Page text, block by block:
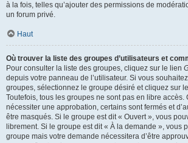
à la fois, telles qu’ajouter des permissions de
un forum privé.
Haut
Où trouver la liste des groupes d’utilisateurs et
Pour consulter la liste des groupes, cliquez sur le lien
depuis votre panneau de l’utilisateur. Si vous
groupes, sélectionnez le groupe désiré et cliquez sur
Toutefois, tous les groupes ne sont pas en libre accès.
nécessiter une approbation, certains sont fermés et
être masqués. Si le groupe est dit « Ouvert », vous
librement. Si le groupe est dit « À la demande », vous
groupe mais votre demande nécessitera d’être